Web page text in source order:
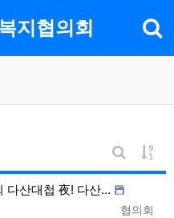
지협의회
게시판 검
게
다산대첩 夜! 다산…
등록자
협의회